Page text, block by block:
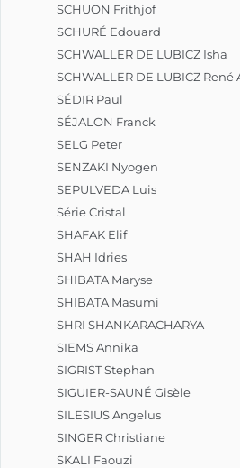
SCHUON Frithjof
SCHURÉ Edouard
SCHWALLER DE LUBICZ Isha
SCHWALLER DE LUBICZ
SÉDIR Paul
SÉJALON Franck
SELG Peter
SENZAKI Nyogen
SEPULVEDA Luis
Série Cristal
SHAFAK Elif
SHAH Idries
SHIBATA Maryse
SHIBATA Masumi
SHRI SHANKARACHARYA
SIEMS Annika
SIGRIST Stephan
SIGUIER-SAUNÉ Gisèle
SILESIUS Angelus
SINGER Christiane
SKALI Faouzi